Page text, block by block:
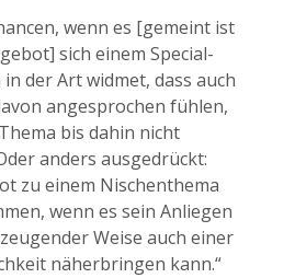
wenn es [gemeint ist
sich einem Special-
der Art widmet, dass auch
angesprochen fühlen,
bis dahin nicht
anders ausgedrückt:
zu einem Nischenthema
wenn es sein Anliegen
Weise auch einer
näherbringen kann.“